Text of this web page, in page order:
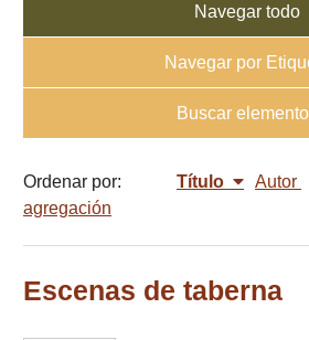
Navegar todo
Navegar por
Buscar
Ordenar por: Título Autor
agregación
Escenas de taberna